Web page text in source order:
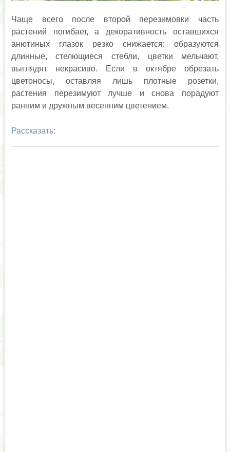
Чаще всего после второй перезимовки часть
растений погибает, а декоративность оставшихся
анютиных глазок резко снижается: образуются
длинные, стелющиеся стебли, цветки мельчают,
выглядят некрасиво. Если в октябре обрезать
цветоносы, оставляя лишь плотные розетки,
растения перезимуют лучше и снова порадуют
ранним и дружным весенним цветением.
Рассказать: